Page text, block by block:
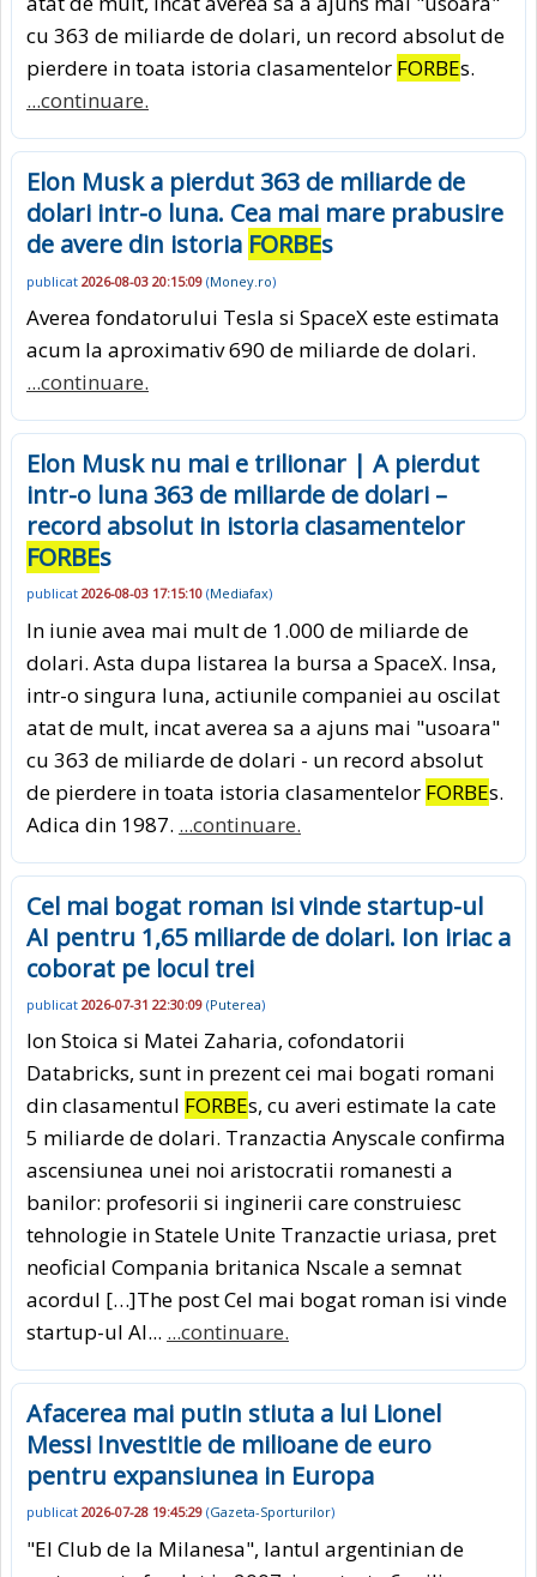
cu 363 de miliarde de dolari, un record absolut de
pierdere in toata istoria clasamentelor FORBEs.
...continuare.
Elon Musk a pierdut 363 de miliarde de
dolari intr-o luna. Cea mai mare prabusire
de avere din istoria FORBEs
publicat 2026-08-03 20:15:09 (Money.ro)
Averea fondatorului Tesla si SpaceX este estimata
acum la aproximativ 690 de miliarde de dolari.
...continuare.
Elon Musk nu mai e trilionar | A pierdut
intr-o luna 363 de miliarde de dolari –
record absolut in istoria clasamentelor
FORBEs
publicat 2026-08-03 17:15:10 (Mediafax)
In iunie avea mai mult de 1.000 de miliarde de
dolari. Asta dupa listarea la bursa a SpaceX. Insa,
intr-o singura luna, actiunile companiei au oscilat
atat de mult, incat averea sa a ajuns mai "usoara"
cu 363 de miliarde de dolari - un record absolut
de pierdere in toata istoria clasamentelor FORBEs.
Adica din 1987. ...continuare.
Cel mai bogat roman isi vinde startup-ul
AI pentru 1,65 miliarde de dolari. Ion iriac a
coborat pe locul trei
publicat 2026-07-31 22:30:09 (Puterea)
Ion Stoica si Matei Zaharia, cofondatorii
Databricks, sunt in prezent cei mai bogati romani
din clasamentul FORBEs, cu averi estimate la cate
5 miliarde de dolari. Tranzactia Anyscale confirma
ascensiunea unei noi aristocratii romanesti a
banilor: profesorii si inginerii care construiesc
tehnologie in Statele Unite Tranzactie uriasa, pret
neoficial Compania britanica Nscale a semnat
acordul […]The post Cel mai bogat roman isi vinde
startup-ul AI... ...continuare.
Afacerea mai putin stiuta a lui Lionel
Messi Investitie de milioane de euro
pentru expansiunea in Europa
publicat 2026-07-28 19:45:29 (Gazeta-Sporturilor)
"El Club de la Milanesa", lantul argentinian de